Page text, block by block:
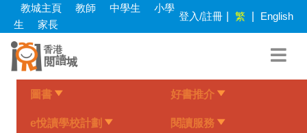
Skip
main
content
教城主頁 教師 中學生
小學
生
家長
登入/註冊 繁 English
圖書 好書推介
e悅讀學校計劃 閱讀服務